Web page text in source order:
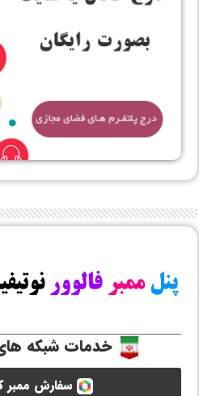
خدمات شبکه های
سفارش ممبر